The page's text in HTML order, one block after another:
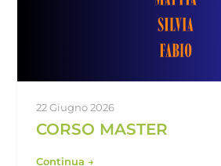
22 Giugno 2026
CORSO MASTER
Continua →